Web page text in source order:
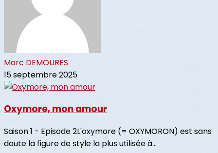
Marc DEMOURES
15 septembre 2025
Oxymore, mon amour
Saison 1 - Episode 2L'oxymore (= OXYMORON) est sans
doute la figure de style la plus utilisée à...